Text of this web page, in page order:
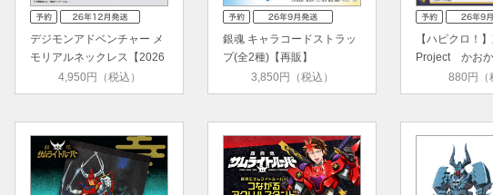
デジモンアドベンチャー メ
モリアルネックレス【2026
年12…4,950円（税込）
銀魂 キャラコードストラッ
プ(全2種)【再販】
3,850円（税込）
【ハピクロ！
Project かお
アゴム(全1…
880円（